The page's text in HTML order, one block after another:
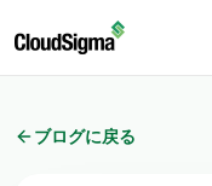
ブログに戻る